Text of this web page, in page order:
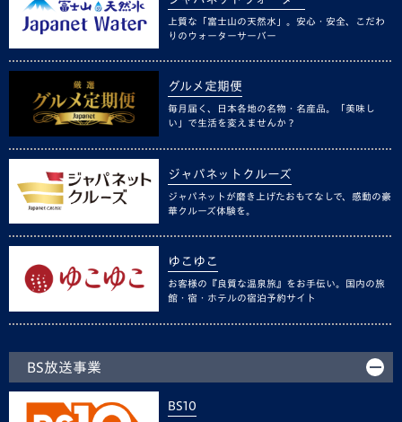
上質な「富士山の天然水」。安心・安全、こだわ
りのウォーターサーバー
グルメ定期便
毎月届く、日本各地の名物・名産品。「美味し
い」で生活を変えませんか？
ジャパネットクルーズ
ジャパネットが磨き上げたおもてなしで、感動の豪
華クルーズ体験を。
ゆこゆこ
お客様の『良質な温泉旅』をお手伝い。国内の旅
館・宿・ホテルの宿泊予約サイト
BS放送事業
BS10